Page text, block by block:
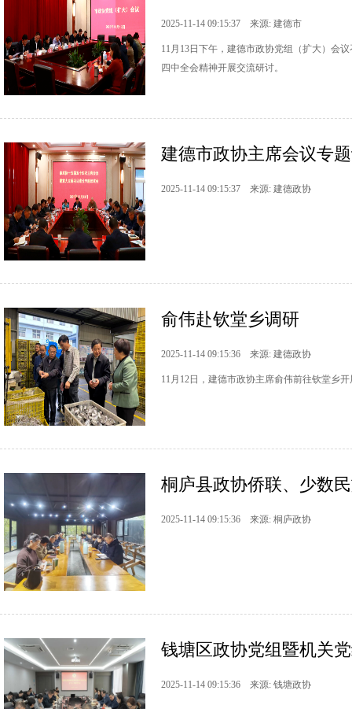
2025-11-14 09:15:37 来源: 建德市
11月13日下午，建德市政协党组（扩大）会
四中全会精神开展交流研讨。
建德市政协主席会议专
2025-11-14 09:15:37 来源: 建德政协
俞伟赴钦堂乡调研
2025-11-14 09:15:36 来源: 建德政协
11月12日，建德市政协主席俞伟前往钦堂乡
桐庐县政协侨联、少数
2025-11-14 09:15:36 来源: 桐庐政协
钱塘区政协党组暨机关
2025-11-14 09:15:36 来源: 钱塘政协